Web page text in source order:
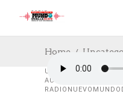
Home
UNCATEGORIZED
AUTHOR: